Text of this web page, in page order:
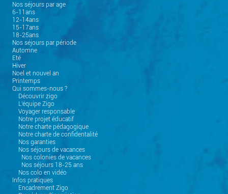
Nos séjours par age
6-11ans
12-14ans
15-17ans
18-25ans
Nos séjours par période
Automne
Eté
Hiver
Noel et nouvel an
Printemps
Qui sommes-nous ?
Découvrir zigo
L'équipe Zigo
Voyager responsable
Notre projet éducatif
Notre charte pédagogique
Notre charte de confidentalité
Nos garanties
Nos séjours de vacances
Nos colonies de vacances
Nos séjours 18-25 ans
Nos colo en vidéo
Infos pratiques
Encadrement Zigo